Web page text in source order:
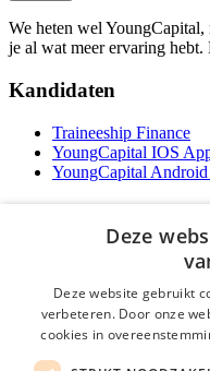
We heten wel
je al wat meer ervaring
Kandidaten
Traineeship Finance
YoungCapital IOS
YoungCapital
Contractvormen
Brochure aanvragen
Vacature aanmelden
Deze
Deze website gebruikt
verbeteren. Door onze
cookies in